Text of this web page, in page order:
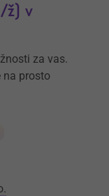
ž) v
za vas.
na prosto